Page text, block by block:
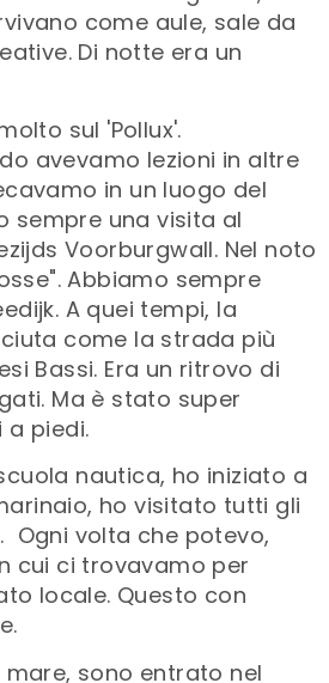
come aule, sale da
Di notte era un
sul 'Pollux'.
avevamo lezioni in altre
in un luogo del
sempre una visita al
Voorburgwall. Nel noto
Abbiamo sempre
A quei tempi, la
come la strada più
Bassi. Era un ritrovo di
Ma è stato super
piedi.
nautica, ho iniziato a
ho visitato tutti gli
Ogni volta che potevo,
cui ci trovavamo per
locale. Questo con
sono entrato nel